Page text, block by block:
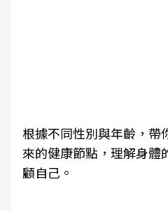
根據不同性別與年齡，帶
來的健康節點，理解身體
顧自己。